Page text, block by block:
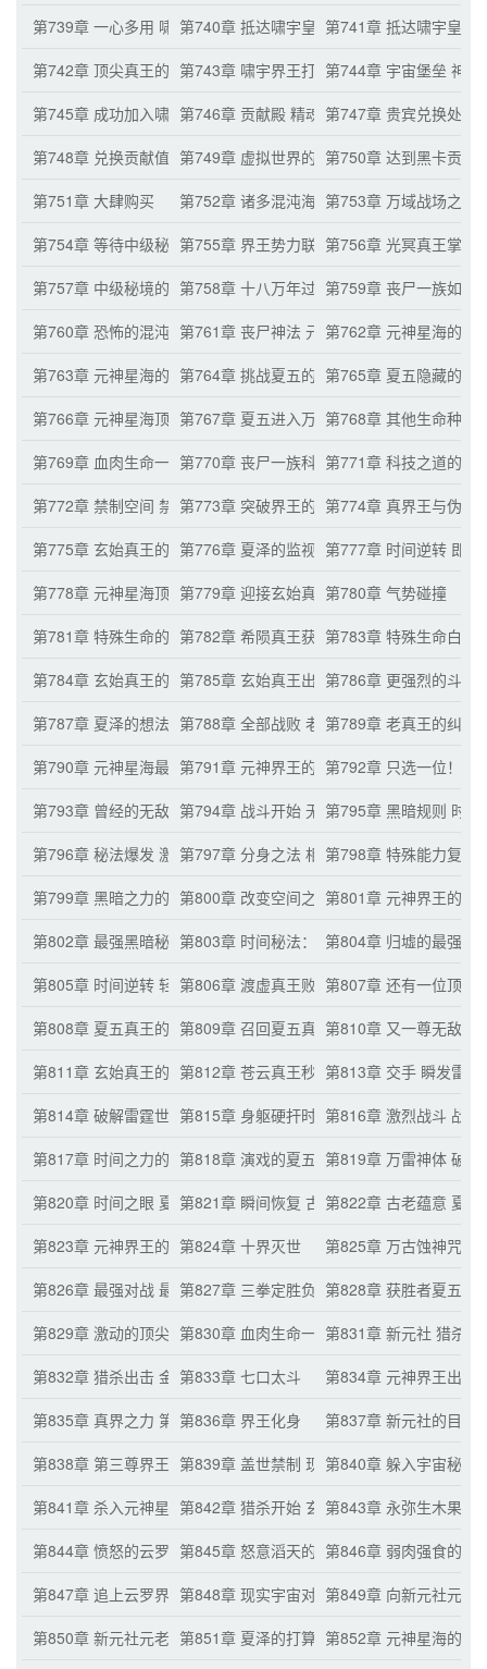
第739章 一心多用 啸宇界王第740章 抵达啸宇皇朝 混沌海分身夏一
第741章 抵达啸宇皇朝
第742章 顶尖真王的影响力 七毒真王第743章 啸宇界王打造的石门第744章 宇宙堡垒 神王
第745章 成功加入啸宇皇朝第746章 贡献殿 精魂族第747章 贵宾兑换处 兑
第748章 兑换贡献值 一纹金卡第749章 虚拟世界的重要性 疯狂兑换
第750章 达到黑卡贡献
第751章 大肆购买
第752章 诸多混沌海分身抵达界王势力
第753章 万域战场之中
第754章 等待中级秘境 光冥真王第755章 界王势力联合 恐怖数量的顶尖真王
第756章 光冥真王掌握
第757章 中级秘境的重要性第758章 十八万年过去 占据万域战场一半的
第759章 丧尸一族如今
第760章 恐怖的混沌海形态 通用修炼之法
第761章 丧尸神法 元神界王第762章 元神星海的加
第763章 元神星海的战斗氛围第764章 挑战夏五的条件 元神星海的修炼之法
第765章 夏五隐藏的实
第766章 元神星海顶尖真王的轮流值守第767章 夏五进入万域战场 元神星海的情报
第768章 其他生命种族
第769章 血肉生命一族的恐怖实力 界王与域尊的平等关系
第770章 丧尸一族科技道路的进步
第771章 科技之道的一
第772章 禁制空间 禁制之道的巨大提升
第773章 突破界王的秘辛第774章 真界王与伪界
第775章 玄始真王的界王之路第776章 夏泽的监视 玄始真王的实力
第777章 时间逆转 即
第778章 元神星海顶尖真王的期待与兴奋
第779章 迎接玄始真王第780章 气势碰撞
第781章 特殊生命的顶尖真王奴隶 苍云真王
第782章 希陨真王获胜 公平战斗第783章 特殊生命白翼
第784章 玄始真王的不败传闻第785章 玄始真王出手 恐怖的实力
第786章 更强烈的斗志
第787章 夏泽的想法 夏五的实力第788章 全部战败 老真王的好友第789章 老真王的纠结
第790章 元神星海最强五大顶尖真王
第791章 元神界王的命令第792章 只选一位！ 渡
第793章 曾经的无敌顶尖真王 夏泽的观察
第794章 战斗开始 无敌者之间的战斗
第795章 黑暗规则 时斩
第796章 秘法爆发 激烈对战第797章 分身之法 相同的战法第798章 特殊能力复制
第799章 黑暗之力的特殊能力 夏泽的危机感
第800章 改变空间之力 元神界王的关注
第801章 元神界王的想
第802章 最强黑暗秘法 归墟第803章 时间秘法：时间静止第804章 归墟的最强爆
第805章 时间逆转 轻易破解归墟第806章 渡虚真王败了第807章 还有一位顶尖
第808章 夏五真王的信息第809章 召回夏五真王第810章 又一尊无敌真
第811章 玄始真王的震惊第812章 苍云真王秒败第813章 交手 瞬发雷霆
第814章 破解雷霆世界第815章 身躯硬扞时间之力第816章 激烈战斗 战况
第817章 时间之力的成功覆盖 引爆雷霆世界
第818章 演戏的夏五真王第819章 万雷神体 破解
第820章 时间之眼 夏五真王的变态优势
第821章 瞬间恢复 古老禁术第822章 古老蕴意 夏泽
第823章 元神界王的再次关注第824章 十界灭世
第825章 万古蚀神咒的
第826章 最强对战 最终时刻第827章 三拳定胜负 最终获胜者第828章 获胜者夏五真
第829章 激动的顶尖真王 谨慎的老真王第830章 血肉生命一族的强大 其他生命族群
第831章 新元社 猎杀
第832章 猎杀出击 金光攻击第833章 七口太斗
第834章 元神界王出手
第835章 真界之力 第二尊界王第836章 界王化身
第837章 新元社的目的
第838章 第三尊界王 元神界王的真界分身
第839章 盖世禁制 现实宇宙的限制
第840章 躲入宇宙秘境
第841章 杀入元神星海的云罗界王第842章 猎杀开始 玄始真王的保命手段
第843章 永弥生木果 猎
第844章 愤怒的云罗界王 逃离元神星海第845章 怒意滔天的元神界王 多方关注
第846章 弱肉强食的宇
第847章 追上云罗界王 自寻死路的做法
第848章 现实宇宙对界王的压制第849章 向新元社元老
第850章 新元社元老的条件第851章 夏泽的打算 第852章 元神星海的惨